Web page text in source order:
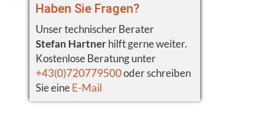
Haben Sie Fragen?
Unser technischer Berater
Stefan Hartnerhilft gerne weiter.
Kostenlose Beratung unter
+43(0)720779500oder schreiben
Sie eineE-Mail